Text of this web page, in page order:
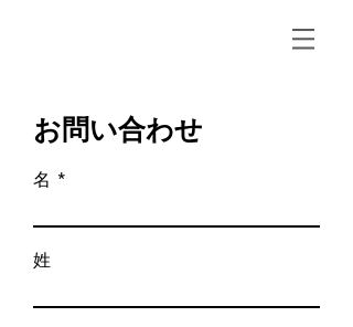
お問い合わせ
名
姓